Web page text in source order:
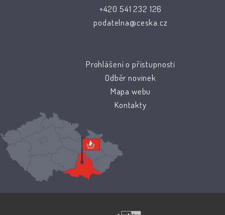
+420 541 232 126
podatelna@ceska.cz
Prohlášení o přístupnosti
Odběr novinek
Mapa webu
Kontakty